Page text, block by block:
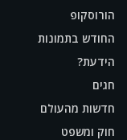
הורוסקופ
החודש בתמונות
הידעת?
חגים
חדשות מהעולם
חוק ומשפט